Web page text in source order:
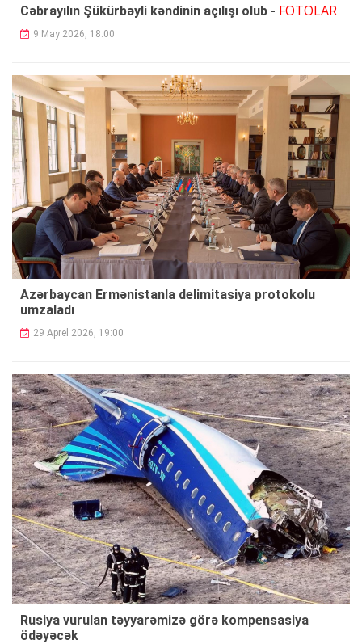
Cəbrayılın Şükürbəyli kəndinin açılışı olub - FOTOLAR
9 May 2026, 18:00
Azərbaycan Ermənistanla delimitasiya protokolu
umzaladı
29 Aprel 2026, 19:00
Rusiya vurulan təyyarəmizə görə kompensasiya
ödəyəcək